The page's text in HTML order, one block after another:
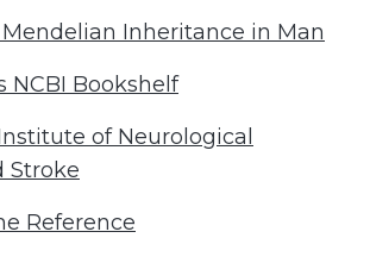
Inheritance in Man
NCBI Bookshelf
of Neurological
Stroke
Reference